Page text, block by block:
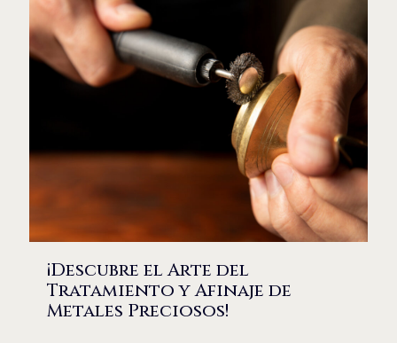
¡Descubre el Arte del
Tratamiento y Afinaje de
Metales Preciosos!